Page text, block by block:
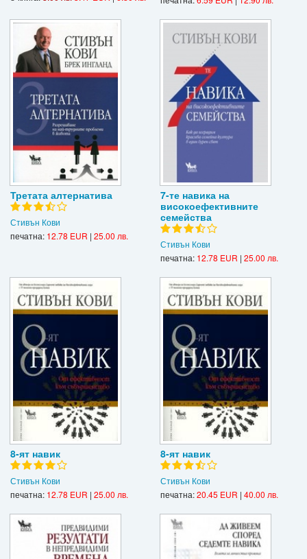
Третата алтернатива
Стивън Кови
печатна: 12.78 EUR | 25.00 лв.
7-те навика на
високоефективните
семейства
Стивън Кови
печатна: 12.78 EUR | 25.00 лв.
8-ят навик
Стивън Кови
печатна: 12.78 EUR | 25.00 лв.
8-ят навик
Стивън Кови
печатна:20.45 EUR | 40.00 лв.